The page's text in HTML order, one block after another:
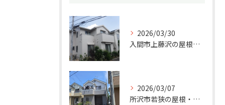
2026/03/30
入間市上藤沢の屋根・外壁塗装工事施工事例
2026/03/07
所沢市若狭の屋根・外壁塗装工事施工事例